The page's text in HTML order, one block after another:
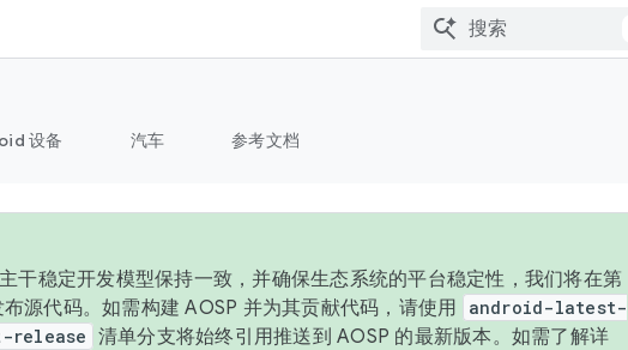
设备 汽车 参考文档
干稳定开发模型保持一致，并确保生态系统的平台稳定性，我们将在第
源代码。如需构建 AOSP 并为其贡献代码，请使用
android-latest-
release 清单分支将始终引用推送到 AOSP 的最新版本。如需了解详